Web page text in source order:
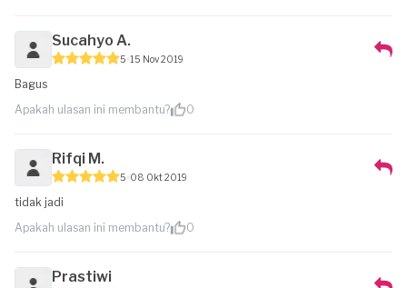
Sucahyo A.
5 15 Nov 2019
Bagus
Apakah ulasan ini membantu?
0
Rifqi M.
5 08 Okt 2019
tidak jadi
Apakah ulasan ini membantu?
0
Prastiwi